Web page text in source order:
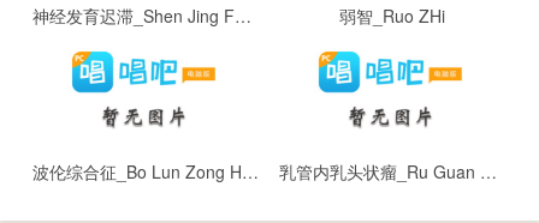
神经发育迟滞_Shen Jing Fa Yu Chi Zhi 弱智_Ruo ZHi
波伦综合征_Bo Lun Zong He Zheng 乳管内乳头状瘤_Ru Guan Nei Ru Tou Zhuang Liu